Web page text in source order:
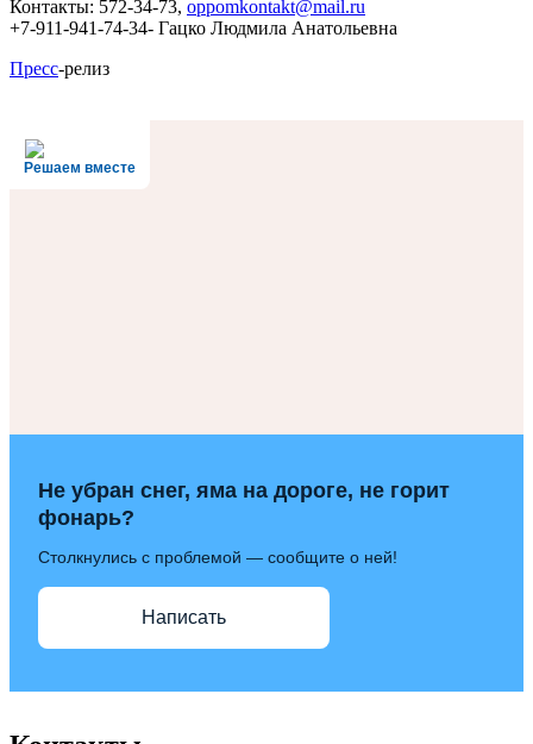
Контакты: 572-34-73, oppomkontakt@mail.ru
+7-911-941-74-34- Гацко Людмила Анатольевна
Пресс-релиз
Решаем вместе
Не убран снег, яма на дороге, не горит
фонарь?
Столкнулись с проблемой — сообщите о ней!
Написать